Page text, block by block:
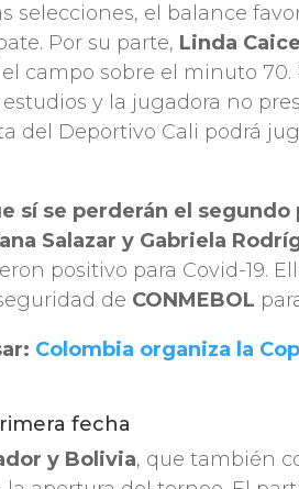
selecciones, el balance
Por su parte, Linda
campo sobre el minuto 70.
y la jugadora no
del Deportivo Cali podrá
sí se perderán el
Salazar y Gabriela
positivo para Covid-19.
de CONMEBOL
Colombia organiza la
fecha
y Bolivia, que también